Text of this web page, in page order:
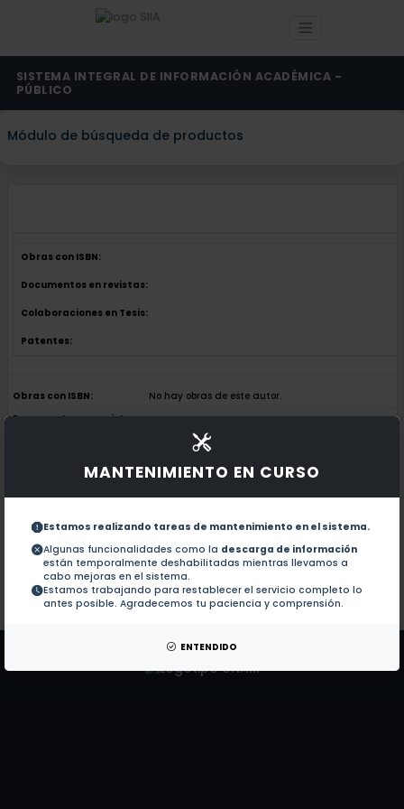
MANTENIMIENTO EN CURSO
Estamos realizando tareas de mantenimiento en el sistema.
Algunas funcionalidades como la descarga de información
están temporalmente deshabilitadas mientras llevamos a
cabo mejoras en el sistema.
Estamos trabajando para restablecer el servicio completo lo
antes posible. Agradecemos tu paciencia y comprensión.
ENTENDIDO
SISTEMA INTEGRAL DE INFORMACIÓN ACADÉMICA -
PÚBLICO
Módulo de búsqueda de productos
Obras con ISBN:
Documentos en revistas:
Colaboraciones en Tesis:
Patentes:
Obras con ISBN:
No hay obras de este autor.
Documentos en revistas:
Limits of two models of occupational
Colaboraciones en Tesis:
No hay tesis de este autor.